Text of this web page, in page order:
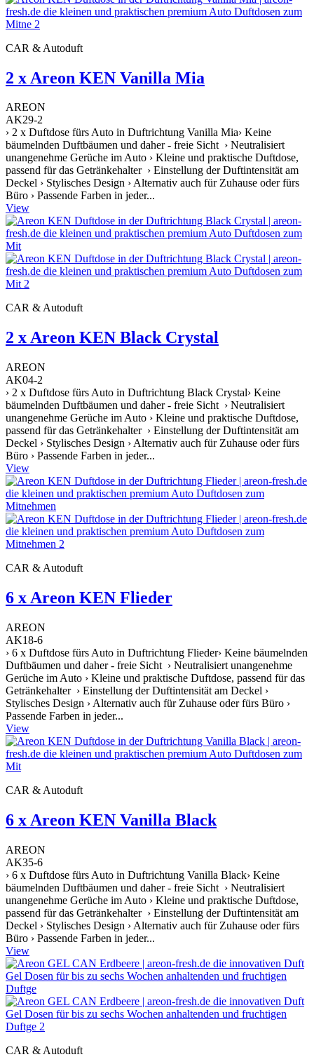
CAR & Autoduft
2 x Areon KEN Vanilla Mia
AREON
AK29-2
› 2 x Duftdose fürs Auto in Duftrichtung Vanilla Mia› Keine
bäumelnden Duftbäumen und daher - freie Sicht › Neutralisiert
unangenehme Gerüche im Auto › Kleine und praktische Duftdose,
passend für das Getränkehalter › Einstellung der Duftintensität am
Deckel › Stylisches Design › Alternativ auch für Zuhause oder fürs
Büro › Passende Farben in jeder...
View
CAR & Autoduft
2 x Areon KEN Black Crystal
AREON
AK04-2
› 2 x Duftdose fürs Auto in Duftrichtung Black Crystal› Keine
bäumelnden Duftbäumen und daher - freie Sicht › Neutralisiert
unangenehme Gerüche im Auto › Kleine und praktische Duftdose,
passend für das Getränkehalter › Einstellung der Duftintensität am
Deckel › Stylisches Design › Alternativ auch für Zuhause oder fürs
Büro › Passende Farben in jeder...
View
CAR & Autoduft
6 x Areon KEN Flieder
AREON
AK18-6
› 6 x Duftdose fürs Auto in Duftrichtung Flieder› Keine bäumelnden
Duftbäumen und daher - freie Sicht › Neutralisiert unangenehme
Gerüche im Auto › Kleine und praktische Duftdose, passend für das
Getränkehalter › Einstellung der Duftintensität am Deckel ›
Stylisches Design › Alternativ auch für Zuhause oder fürs Büro ›
Passende Farben in jeder...
View
CAR & Autoduft
6 x Areon KEN Vanilla Black
AREON
AK35-6
› 6 x Duftdose fürs Auto in Duftrichtung Vanilla Black› Keine
bäumelnden Duftbäumen und daher - freie Sicht › Neutralisiert
unangenehme Gerüche im Auto › Kleine und praktische Duftdose,
passend für das Getränkehalter › Einstellung der Duftintensität am
Deckel › Stylisches Design › Alternativ auch für Zuhause oder fürs
Büro › Passende Farben in jeder...
View
CAR & Autoduft